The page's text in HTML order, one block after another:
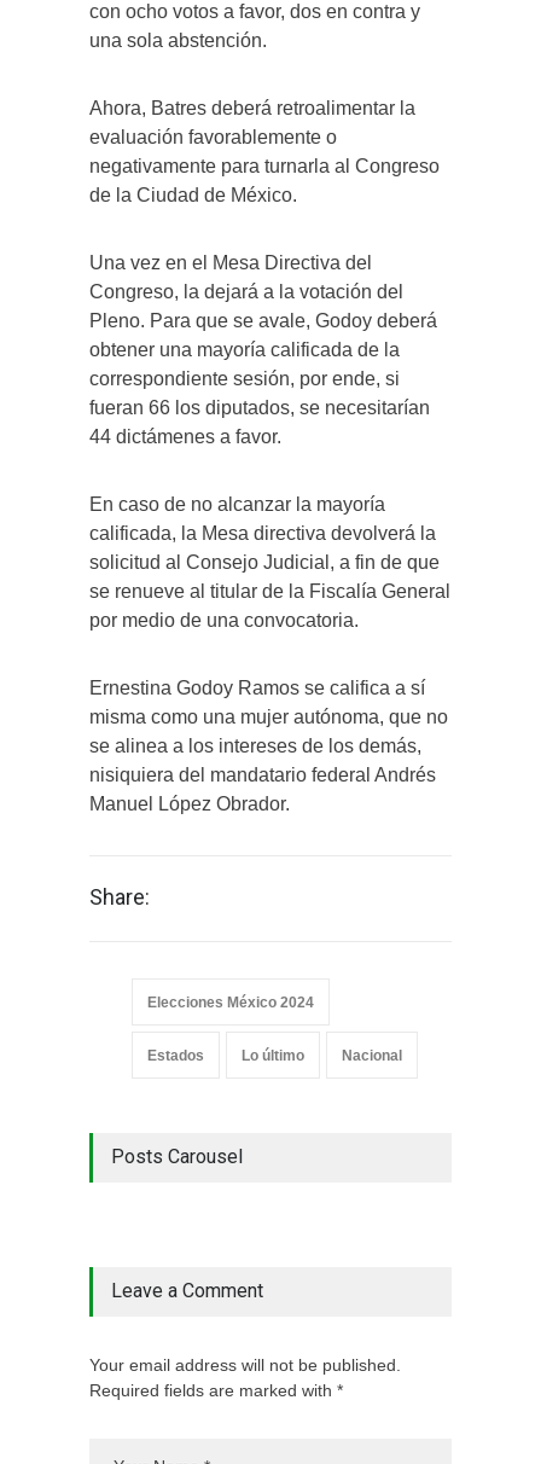
con ocho votos a favor, dos en contra y
una sola abstención.
Ahora, Batres deberá retroalimentar la
evaluación favorablemente o
negativamente para turnarla al Congreso
de la Ciudad de México.
Una vez en el Mesa Directiva del
Congreso, la dejará a la votación del
Pleno. Para que se avale, Godoy deberá
obtener una mayoría calificada de la
correspondiente sesión, por ende, si
fueran 66 los diputados, se necesitarían
44 dictámenes a favor.
En caso de no alcanzar la mayoría
calificada, la Mesa directiva devolverá la
solicitud al Consejo Judicial, a fin de que
se renueve al titular de la Fiscalía General
por medio de una convocatoria.
Ernestina Godoy Ramos se califica a sí
misma como una mujer autónoma, que no
se alinea a los intereses de los demás,
nisiquiera del mandatario federal Andrés
Manuel López Obrador.
Share:
Elecciones México 2024
Estados Lo último Nacional
Posts Carousel
Leave a Comment
Your email address will not be published.
Required fields are marked with *